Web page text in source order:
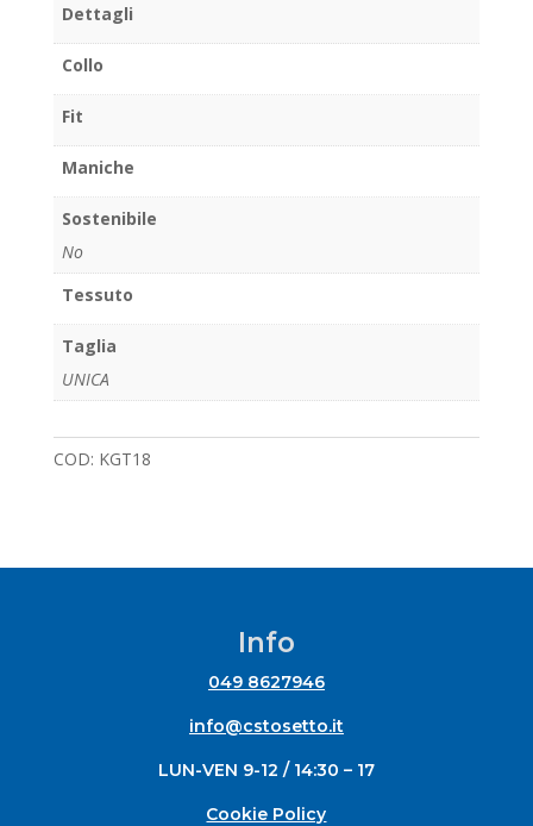
Dettagli
Collo
Fit
Maniche
Sostenibile
No
Tessuto
Taglia
UNICA
COD: KGT18
Info
049 8627946
info@cstosetto.it
LUN-VEN 9-12 / 14:30 – 17
Cookie Policy